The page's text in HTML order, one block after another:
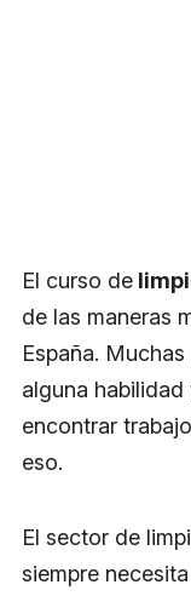
El curso de
de las maneras
España.
alguna
encontrar
eso.
El sector de
siempre